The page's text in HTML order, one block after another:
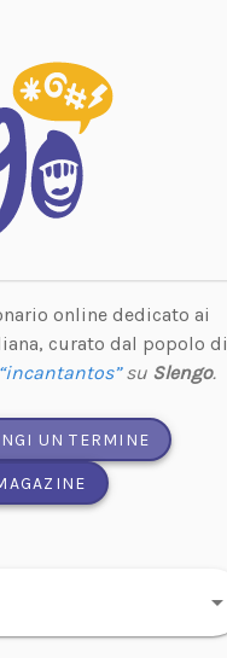
online dedicato ai
curato dal popolo di
“incantantos”su Slengo.
UN TERMINE